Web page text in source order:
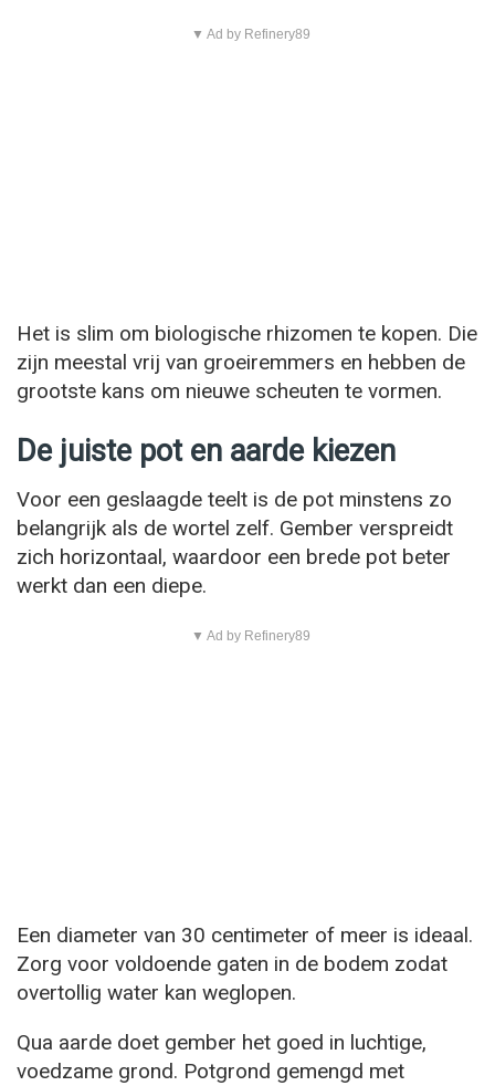
▼ Ad by Refinery89
Het is slim om biologische rhizomen te kopen. Die
zijn meestal vrij van groeiremmers en hebben de
grootste kans om nieuwe scheuten te vormen.
De juiste pot en aarde kiezen
Voor een geslaagde teelt is de pot minstens zo
belangrijk als de wortel zelf. Gember verspreidt
zich horizontaal, waardoor een brede pot beter
werkt dan een diepe.
▼ Ad by Refinery89
Een diameter van 30 centimeter of meer is ideaal.
Zorg voor voldoende gaten in de bodem zodat
overtollig water kan weglopen.
Qua aarde doet gember het goed in luchtige,
voedzame grond. Potgrond gemengd met